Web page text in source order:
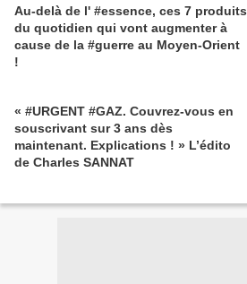
Au-delà de l' #essence, ces 7 produits
du quotidien qui vont augmenter à
cause de la #guerre au Moyen-Orient
!
« #URGENT #GAZ. Couvrez-vous en
souscrivant sur 3 ans dès
maintenant. Explications ! » L’édito
de Charles SANNAT